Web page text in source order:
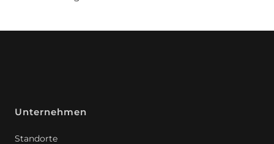
Unternehmen
Standorte